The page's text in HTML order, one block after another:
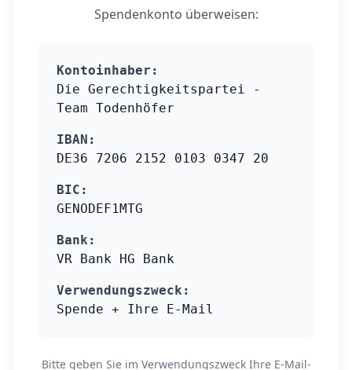
Spendenkonto überweisen:
Kontoinhaber:
Die Gerechtigkeitspartei -
Team Todenhöfer
IBAN:
DE36 7206 2152 0103 0347 20
BIC:
GENODEF1MTG
Bank:
VR Bank HG Bank
Verwendungszweck:
Spende + Ihre E-Mail
Bitte geben Sie im Verwendungszweck Ihre E-Mail-